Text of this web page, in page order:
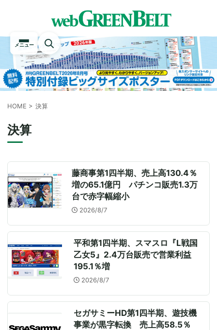
メニュー
HOME > 決算
決算
藤商事第1四半期、売上高130.4％
増の65.1億円 パチンコ販売1.3万
台で赤字幅縮小
2026/8/7
平和第1四半期、スマスロ『L戦国
乙女5』2.4万台販売で営業利益
195.1％増
2026/8/7
セガサミーHD第1四半期、遊技機
事業が黒字転換 売上高58.5％